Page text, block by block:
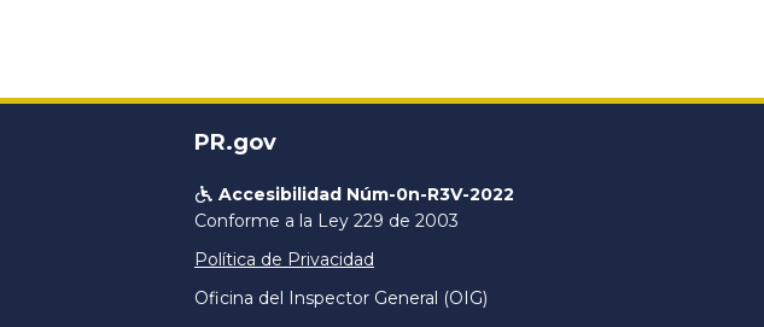
PR.gov
 Accesibilidad Núm-0n-R3V-2022
Conforme a la Ley 229 de 2003
Política de Privacidad
Oficina del Inspector General (OIG)